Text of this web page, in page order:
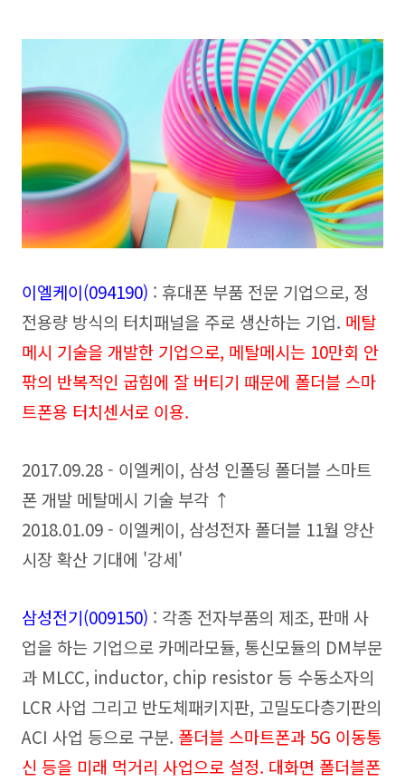
이엘케이(094190) : 휴대폰 부품 전문 기업으로, 정
전용량 방식의 터치패널을 주로 생산하는 기업. 메탈
메시 기술을 개발한 기업으로, 메탈메시는 10만회 안
팎의 반복적인 굽힘에 잘 버티기 때문에 폴더블 스마
트폰용 터치센서로 이용.
2017.09.28 - 이엘케이, 삼성 인폴딩 폴더블 스마트
폰 개발 메탈메시 기술 부각 ↑
2018.01.09 - 이엘케이, 삼성전자 폴더블 11월 양산
시장 확산 기대에 '강세'
삼성전기(009150) : 각종 전자부품의 제조, 판매 사
업을 하는 기업으로 카메라모듈, 통신모듈의 DM부문
과 MLCC, inductor, chip resistor 등 수동소자의
LCR 사업 그리고 반도체패키지판, 고밀도다층기판의
ACI 사업 등으로 구분. 폴더블 스마트폰과 5G 이동통
신 등을 미래 먹거리 사업으로 설정. 대화면 폴더블폰